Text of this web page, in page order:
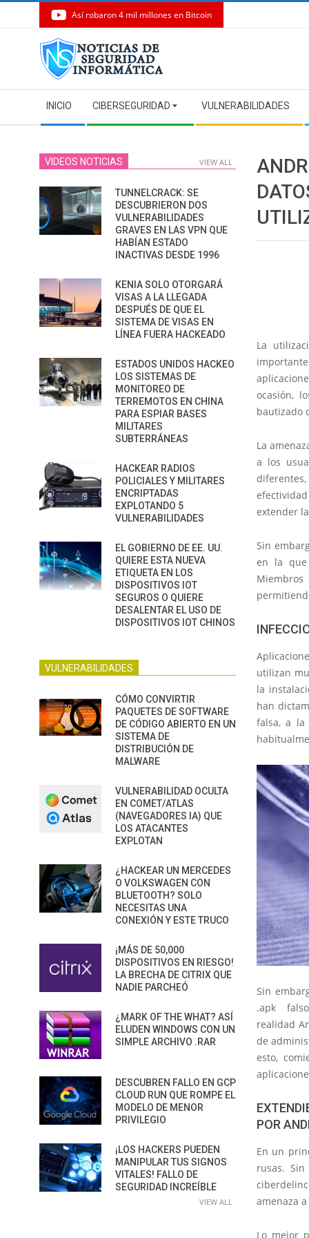
Así robaron 4 mil millones en Bitcoin
Navigation
Menu
INICIO CIBERSEGURIDAD VULNERABILIDADES
La
ocasión,
bautizado
La
a los
extender
Sin
en la que
utilizan
la
han
falsa, a la
Sin
.apk
realidad
de
esto,
POR
En un
rusas.
amenaza
Lo mejor
VIDEOS NOTICIAS VIEW ALL
TUNNELCRACK: SE
DESCUBRIERON DOS
VULNERABILIDADES
GRAVES EN LAS VPN QUE
HABÍAN ESTADO
INACTIVAS DESDE 1996
KENIA SOLO OTORGARÁ
VISAS A LA LLEGADA
DESPUÉS DE QUE EL
SISTEMA DE VISAS EN
LÍNEA FUERA HACKEADO
ESTADOS UNIDOS HACKEO
LOS SISTEMAS DE
MONITOREO DE
TERREMOTOS EN CHINA
PARA ESPIAR BASES
MILITARES
SUBTERRÁNEAS
HACKEAR RADIOS
POLICIALES Y MILITARES
ENCRIPTADAS
EXPLOTANDO 5
VULNERABILIDADES
EL GOBIERNO DE EE. UU.
QUIERE ESTA NUEVA
ETIQUETA EN LOS
DISPOSITIVOS IOT
SEGUROS O QUIERE
DESALENTAR EL USO DE
DISPOSITIVOS IOT CHINOS
VULNERABILIDADES
CÓMO CONVIRTIR
PAQUETES DE SOFTWARE
DE CÓDIGO ABIERTO EN UN
SISTEMA DE
DISTRIBUCIÓN DE
MALWARE
VULNERABILIDAD OCULTA
EN COMET/ATLAS
(NAVEGADORES IA) QUE
LOS ATACANTES
EXPLOTAN
¿HACKEAR UN MERCEDES
O VOLKSWAGEN CON
BLUETOOTH? SOLO
NECESITAS UNA
CONEXIÓN Y ESTE TRUCO
¡MÁS DE 50,000
DISPOSITIVOS EN RIESGO!
LA BRECHA DE CITRIX QUE
NADIE PARCHEÓ
¿MARK OF THE WHAT? ASÍ
ELUDEN WINDOWS CON UN
SIMPLE ARCHIVO .RAR
DESCUBREN FALLO EN GCP
CLOUD RUN QUE ROMPE EL
MODELO DE MENOR
PRIVILEGIO
¡LOS HACKERS PUEDEN
MANIPULAR TUS SIGNOS
VITALES! FALLO DE
SEGURIDAD INCREÍBLE
VIEW ALL